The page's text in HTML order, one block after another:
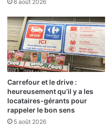
6 août 2026
Carrefour et le drive :
heureusement qu’il y a les
locataires-gérants pour
rappeler le bon sens
5 août 2026